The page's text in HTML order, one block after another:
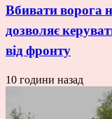
Вбивати ворога
дозволяє
від фронту
10 години назад